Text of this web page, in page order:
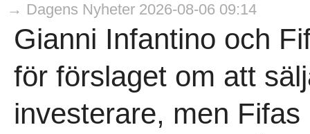
→ Dagens Nyheter 2026-08-06 09:14
Gianni Infantino och
för förslaget om att
investerare, men